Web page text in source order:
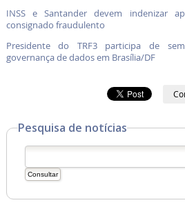
INSS e Santander devem indenizar
consignado fraudulento
Presidente do TRF3 participa de
governança de dados em Brasília/DF
Pesquisa de notícias